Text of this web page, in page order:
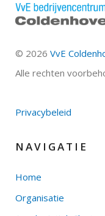
© 2026 VvE
Alle rechten
Privacybeleid
NAVIGATIE
Home
Organisatie